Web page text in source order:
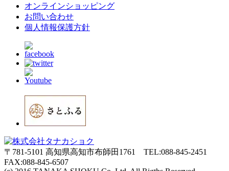
オンラインショッピング
お問い合わせ
個人情報保護方針
〒781-5101 高知県高知市布師田1761
TEL:088-845-2451
FAX:088-845-6507